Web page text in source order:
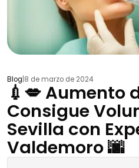
Blog 8 de marzo de 2024
💉💋 Aumento
Consigue
Sevilla con
Valdemoro 🌆